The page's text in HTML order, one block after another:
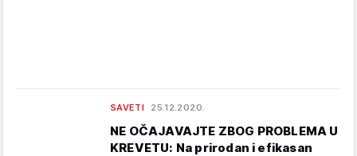
SAVETI 25.12.2020.
NE OČAJAVAJTE ZBOG PROBLEMA U
KREVETU: Na prirodan i efikasan